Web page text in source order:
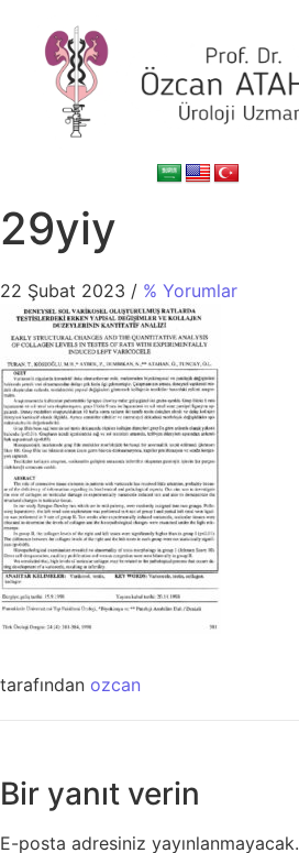
29yiy
22 Şubat 2023 / % Yorumlar
tarafından ozcan
Bir yanıt verin
E-posta adresiniz yayınlanmayacak.